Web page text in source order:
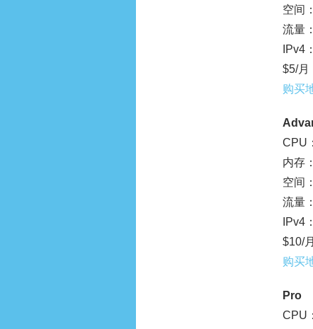
空间
流量
IPv4
$5/月
购买
CPU
内存
空间
流量
IPv4
$10/月
购买
Pro
CPU